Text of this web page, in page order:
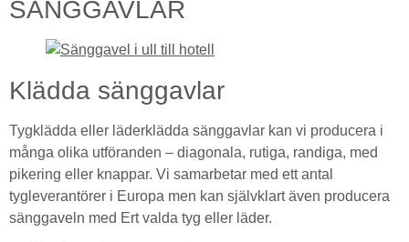
SÄNGGAVLAR
Klädda sänggavlar
Tygklädda eller läderklädda sänggavlar kan vi producera i
många olika utföranden – diagonala, rutiga, randiga, med
pikering eller knappar. Vi samarbetar med ett antal
tygleverantörer i Europa men kan självklart även producera
sänggaveln med Ert valda tyg eller läder.